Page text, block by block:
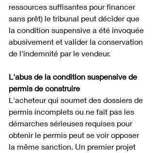
ressources suffisantes pour financer
sans prêt) le tribunal peut décider que
la condition suspensive a été invoquée
abusivement et valider la conservation
de l'indemnité par le vendeur.
L'abus de la condition suspensive de
permis de construire
L'acheteur qui soumet des dossiers de
permis incomplets ou ne fait pas les
démarches sérieuses requises pour
obtenir le permis peut se voir opposer
la même sanction. Un premier projet